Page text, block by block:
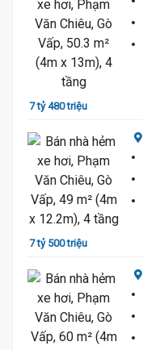
7 tỷ 480 triệu
7 tỷ 500 triệu